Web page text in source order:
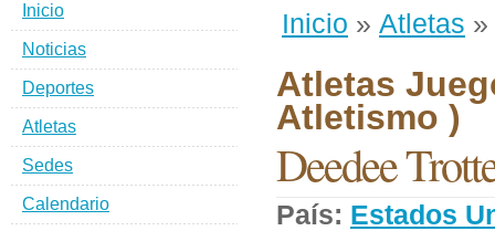
Inicio » Atletas »
Atletas
Atletismo )
Deedee
País: Estados
Inicio
Noticias
Deportes
Atletas
Sedes
Calendario